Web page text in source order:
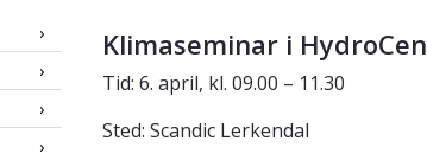
Klimaseminar i HydroCen
Tid: 6. april, kl. 09.00 – 11.30
Sted: Scandic Lerkendal